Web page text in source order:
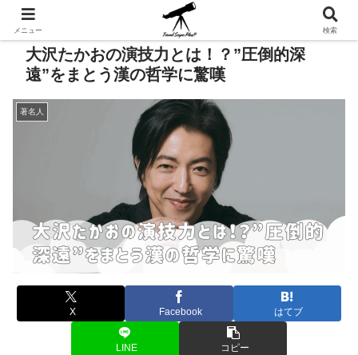
大沢たかおの演技力とは！？”圧倒的深
遠”をまとう漢の哲学に驚嘆
著名人
X Facebook はてブ
LINE コピー
メニュー 検索